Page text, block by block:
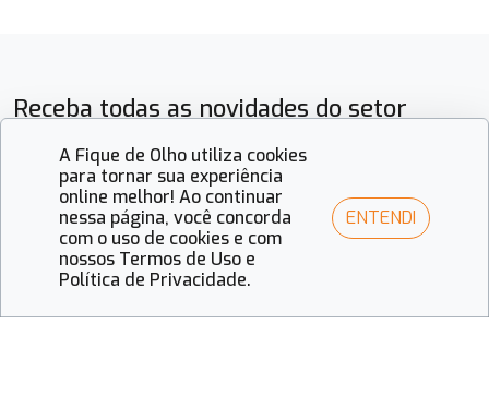
Receba todas as novidades do setor
arrow_right_alt
A Fique de Olho utiliza cookies
para tornar sua experiência
online melhor! Ao continuar
nessa página, você concorda
com o uso de cookies e com
nossos Termos de Uso e
Política de Privacidade.
ENTENDI